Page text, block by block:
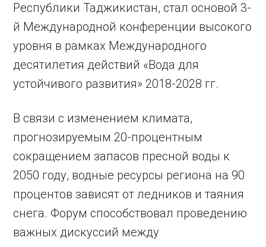
Республики Таджикистан, стал основой 3-
й Международной конференции высокого
уровня в рамках Международного
десятилетия действий «Вода для
устойчивого развития» 2018-2028 гг.
В связи с изменением климата,
прогнозируемым 20-процентным
сокращением запасов пресной воды к
2050 году, водные ресурсы региона на 90
процентов зависят от ледников и таяния
снега. Форум способствовал проведению
важных дискуссий между